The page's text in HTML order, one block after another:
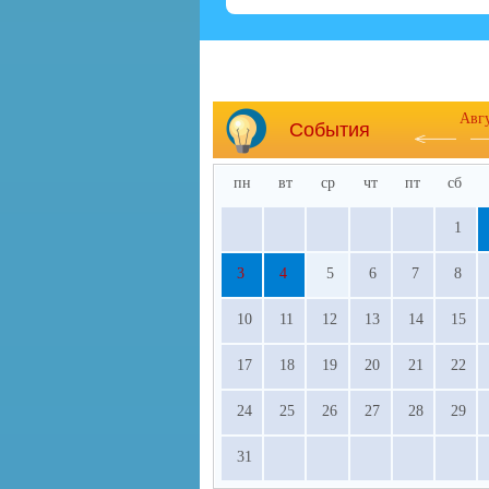
События
пн вт ср чт пт сб
1
3 4 5 6 7 8
10 11 12 13 14 15
17 18 19 20 21 22
24 25 26 27 28 29
31